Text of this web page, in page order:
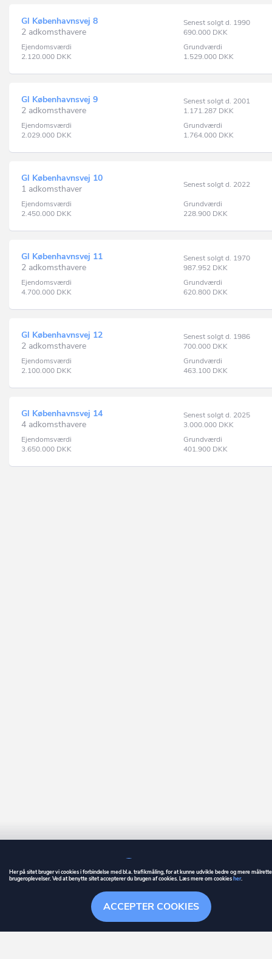
Søgehistorik Menu
Gl Københavnsvej 8
2 adkomsthavere
Senest solgt d. 1990
690.000 DKK
Ejendomsværdi
2.120.000 DKK
Grundværdi
1.529.000 DKK
Gl Københavnsvej 9
2 adkomsthavere
Senest solgt d. 2001
1.171.287 DKK
Ejendomsværdi
2.029.000 DKK
Grundværdi
1.764.000 DKK
Gl Københavnsvej 10
1 adkomsthaver
Senest solgt d. 2022
Ejendomsværdi
2.450.000 DKK
Grundværdi
228.900 DKK
Gl Københavnsvej 11
2 adkomsthavere
Senest solgt d. 1970
987.952 DKK
Ejendomsværdi
4.700.000 DKK
Grundværdi
620.800 DKK
Gl Københavnsvej 12
2 adkomsthavere
Senest solgt d. 1986
700.000 DKK
Ejendomsværdi
2.100.000 DKK
Grundværdi
463.100 DKK
Gl Københavnsvej 14
4 adkomsthavere
Senest solgt d. 2025
3.000.000 DKK
Ejendomsværdi
3.650.000 DKK
Grundværdi
401.900 DKK
er et registreret varemærke tilhørende ownr ApS – CVR nr.: 36 40 88
Stationsparken 26. 2., 2600 Glostrup, info@ownr.dk
ACCEPTER COOKIES
Her på sitet bruger vi cookies i forbindelse med bl.a. trafikmåling, for at kunne udvikle bedre og mere
brugeroplevelser. Ved at benytte sitet accepterer du brugen af cookies. Læs mere om cookiesher.